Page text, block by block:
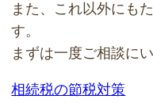
また、これ以外にも
す。
まずは一度ご相談に
相続税の節税対策